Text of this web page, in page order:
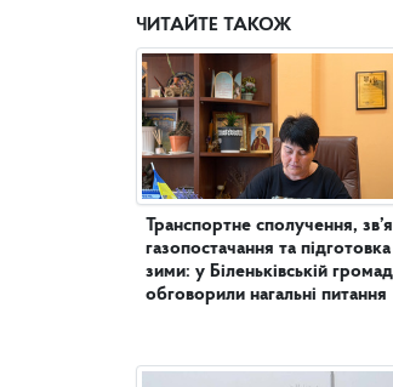
ЧИТАЙТЕ ТАКОЖ
Транспортне сполучення,
газопостачання та
зими: у Біленьківській
обговорили нагальні питання